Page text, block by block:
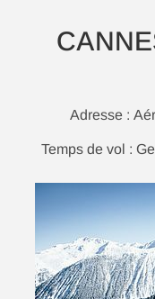
Adresse :
Temps de vol :